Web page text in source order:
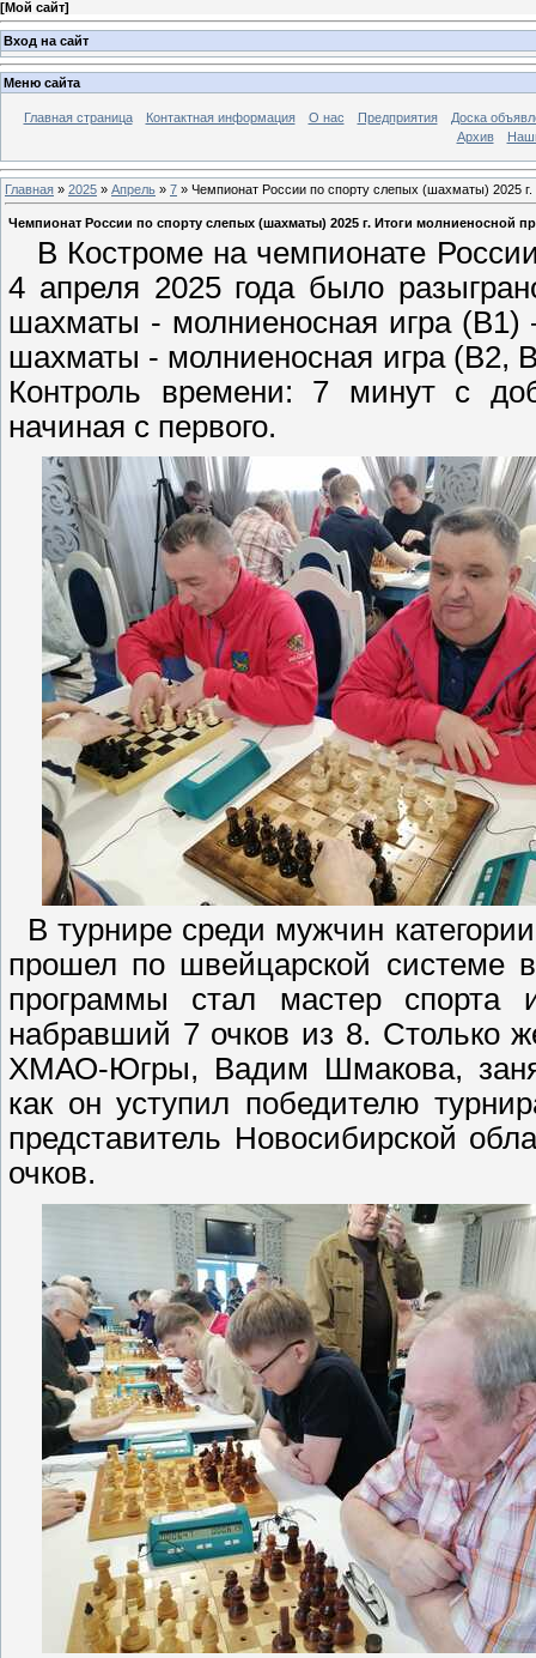
[Мой сайт]
Вход на сайт
Меню сайта
Главная страница Контактная информация О нас Предприятия
Доска
Архив
Главная » 2025 » Апрель » 7 » Чемпионат России по спорту слепых (шахматы) 2025
Чемпионат России по спорту слепых (шахматы) 2025 г. Итоги молниеносной
В Костроме на чемпионате
4 апреля 2025 года было
шахматы - молниеносная игра (В1)
шахматы - молниеносная игра (В2,
Контроль времени: 7 минут с
начиная с первого.
В турнире среди мужчин
прошел по швейцарской системе
программы стал мастер спорта
набравший 7 очков из 8. Столько
ХМАО-Югры, Вадим Шмакова,
как он уступил победителю
представитель Новосибирской
очков.